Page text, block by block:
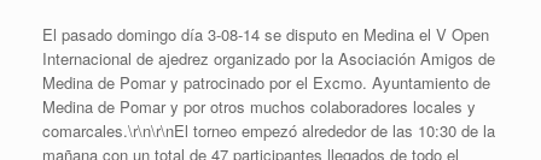
El pasado domingo día 3-08-14 se disputo en Medina el V Open
Internacional de ajedrez organizado por la Asociación Amigos de
Medina de Pomar y patrocinado por el Excmo. Ayuntamiento de
Medina de Pomar y por otros muchos colaboradores locales y
comarcales.\r\n\r\nEl torneo empezó alrededor de las 10:30 de la
mañana con un total de 47 participantes llegados de todo el